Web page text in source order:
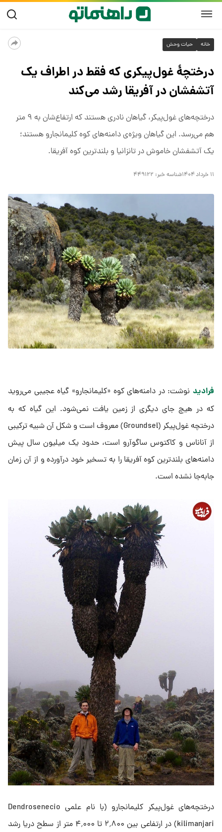
خانه حیات وحش
درختچۀ غول‌پیکری که فقط در اطراف یک
آتشفشان در آفریقا رشد می‌کند
درختچه‌های غول‌پیکر، گیاهان نادری هستند که ارتفاع‌شان به ۹ متر
هم می‌رسد. این گیاهان ویژه‌ی دامنه‌های کوه کلیمانجارو هستند؛
یک آتشفشان خاموش در تانزانیا و بلندترین کوه آفریقا.
۱۱ خرداد ۱۴۰۴ شناسه خبر: ۴۴۹۱۲۲
فرادید نوشت: در دامنه‌های کوه «کلیمانجارو» گیاه عجیبی می‌روید
که در هیچ جای دیگری از زمین یافت نمی‌شود. این گیاه که به
درختچه غول‌پیکر (Groundsel) معروف است و شکل آن شبیه ترکیبی
از آناناس و کاکتوس ساگوآرو است، حدود یک میلیون سال پیش
دامنه‌های بلندترین کوه آفریقا را به تسخیر خود درآورده و از آن زمان
جابه‌جا نشده است.
درختچه‌های غول‌پیکر کلیمانجارو (با نام علمی Dendrosenecio
kilimanjari) در ارتفاعی بین ۲٬۸۰۰ تا ۴٬۰۰۰ متر از سطح دریا رشد